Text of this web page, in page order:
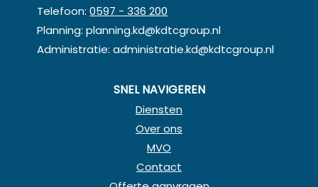
Telefoon:0597 - 336 200
Planning:planning.kd@kdtcgroup.nl
Administratie:administratie.kd@kdtcgroup.nl
SNEL NAVIGEREN
Diensten
Over ons
MVO
Contact